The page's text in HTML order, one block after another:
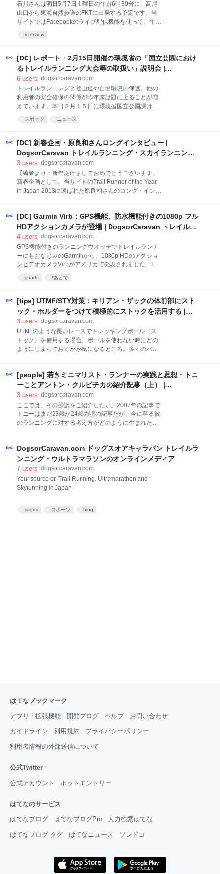
2,734m、南駒ケ岳の南にある岩尾根のピーク）で足を
踏み外して岩場に滑落した、とのこと。登山道には雪
が残っていた、といいます。 西田由香里さんは1974
年生まれ。山に囲まれた松本市出身ながら山に親しむ
のオンラインメディア
石川さんは明日5月7日土曜日の午前6時30分に、高尾
山口から東海自然歩道のFKTに出発する予定です。当
サイトではFacebookのライブ配信機能を使って、午前
（機材や回線の都合でお送りできない場合はご容赦く
ださい）。 （写真は2015年のUTMBを前にコースを検
討する石川弘樹さん・枝里子さんご夫妻） FKTとは：
トレイルやトレッキングルートの二つの地点間をラン
ニングなどで走ったタイムのうち、最も速く走破した
タイムを指す。あるいはそのようなタイムへの挑戦そ
のものを指すこともある。途中でサポートを受けるか
interview
[DC] レポート・2月15日開催の環境省の「国立公園におけ
るトレイルランニング大会等の取扱い」説明会 |
DogsorCaravan トレイルランニング・スカイランニング
のオンラインメディア
6 users dogsorcaravan.com
トレイルランニングと登山道や自然環境の保護、他の
利用者の安全確保の関係が昨年来話題に上ることが増
えています。本日２月１５日に環境省国立公園課は
いに関する説明会」を東京都内で開催しました。以
会が２月１７日にも予定されています。 「取扱い」の
主な内容 この日、説明のあった「国立公園におけるト
レイルランニング大会等の取扱い（概要）」の主なポ
ウンロードできます（注・会場で配布された資料を当
サイトがスキャンしたPDFファイルです）。 国立公園
内でも厳正な保護を図っている特別保護地区、第1種
保全対象として重要な自然環境があるところ、トレイ
ルの複線化や拡幅が懸念されるところ、脆くて崩壊の
恐れがあるところ、がれ場
スポーツ ニュース
[DC] 新春企画・原良和さんロングインタビュー |
DogsorCaravan トレイルランニング・スカイランニング
のオンラインメディア
3 users dogsorcaravan.com
【編者より：新年あけましておめでとうございます。
新春企画として、当サイトのTrail Runner of the Year
in Japan 2013に選ばれた原良和さんのロング・インタ
た原さん。2014年は春から県立病院の勤務医を辞めて
ランニングにより本格的に取り組む予定という原さん
に野球部時代の話から今年の目標まで幅広く話を伺い
ました。】 【追記・四万十川ウルトラマラソンのタイ
ムに関してより正確な表現に改めました。2014.1.2】
D/C: 原良和さんにお話を伺います。当サイトでも
いますし、UTMFのレースレポートも寄稿していただ
じめ各メディアのインタビュー記事も拝見していま
す。今日は少
[DC] Garmin Virb：GPS機能、防水機能付きの1080p フル
HDアクションカメラが登場 | DogsorCaravan トレイルラ
ンニング・スカイランニングのオンラインメディア
4 users dogsorcaravan.com
GPS機能付きのランニングウオッチでトレイルランナ
ーにもおなじみのGarminから、1080p HDのアクショ
ンビデオカメラVirbがアメリカで発表されました。IPX
端末機器からカメラのコントロールが可能。上位モデ
録できるほか、Wi-Fiに対応していてスマートフォンか
らのコントロールも可能。 同社のサイクルコンピュタ
ー、Edgesシリーズのような縦長長方体の先端にカメ
るという既存のアクションカメラとは異なる独特の形
状。”Elite”は電池込みの重量が6.26oz（177g）、本体
のサイズは32 mm x 53 mm x 111 mmとなっていま
デル”
goods *あとで
[tips] UTMF/STY対策：キリアン・ザックの体前部にスト
ック・ホルダーをつけて積極的にストックを活用する |
DogsorCaravan トレイルランニング・スカイランニング
のオンラインメディア
3 users dogsorcaravan.com
UTMFのような長いレースでトレッキングポール（ス
トック）を使用する場合、ポールを使わない時にどの
ようにしまっておくかが気になるところ。多くのバッ
びにバックパックを身体から外すことになる。これが
特にレース後半になってくると億劫になってしまい、
ポールを出しっぱなしで使わない時は手に持って走っ
たり、逆に背中に取り付けたまま使わずに走ることに
なってしまう。後者の場合は使いもしない荷物を増や
したことになってしまうし、取り付けが甘くて落とし
いて昨年のUTMBで試して快適だったのが、バックパ
ックの胸の部分にトレッキングポールを固定するこ
と。これなら取り外しも楽で、必要なところで取り出
し、不要なところでしまうとい
[people] 若きミニマリスト・ランナーの実践と思想・トニ
ーことアントン・クルピチカの紹介記事（上） |
DogsorCaravan トレイルランニング・スカイランニング
のオンラインメディア
3 users dogsorcaravan.com
ここでは、その抄訳をご紹介したい。2007年の記事で
トニーはまだ23歳か24歳の頃の記事だが、今に至る彼
のランニングに対する考え方がどのように生まれたの
だが、それは見かけだけのことではないことがよくわ
かる。 記事後半は来週くらいにたぶん紹介します。
（追記・記事後半を以下で紹介しています。）
[people] 後半です：若きミニマリスト・ランナーの実
践と思想・トニーことアントン・クルピチカの紹介記
ー・クルピチカ、トレイルランニングの自然児（抄
DogsorCaravan.com ドッグスオアキャラバン トレイルラ
ンニング・ウルトラマラソンのオンラインメディア
7 users dogsorcaravan.com
Your source on Trail Running, Ultramarathon and
Skyrunning in Japan
sports スポーツ blog
はてなブックマーク
アプリ・拡張機能 開発ブログ ヘルプ お問い合わせ
ガイドライン 利用規約 プライバシーポリシー
利用者情報の外部送信について
公式Twitter
公式アカウント ホットエントリー
はてなのサービス
はてなブログ はてなブログPro 人力検索はてな
はてなブログ タグ はてなニュース ソレドコ